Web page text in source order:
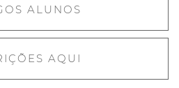
ALUNOS
AQUI